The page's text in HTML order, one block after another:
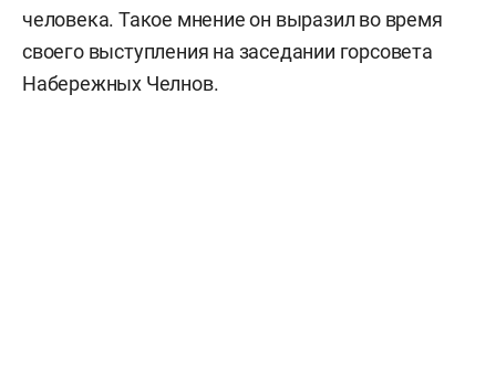
человека. Такое мнение он выразил во время
своего выступления на заседании горсовета
Набережных Челнов.